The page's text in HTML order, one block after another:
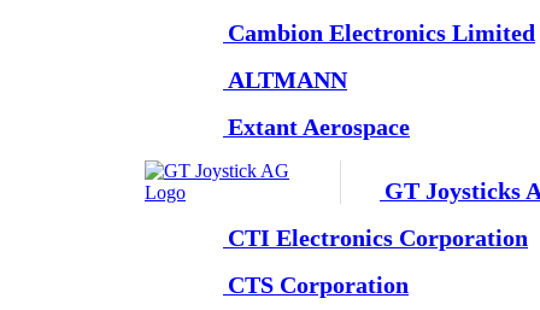
Cambion Electronics Limited
ALTMANN
Extant Aerospace
GT Joysticks
CTI Electronics Corporation
CTS Corporation